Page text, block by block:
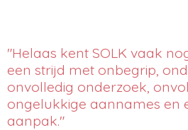
"Helaas kent SOLK vaak
een strijd met onbegrip,
onvolledig onderzoek,
ongelukkige aannames en
aanpak."